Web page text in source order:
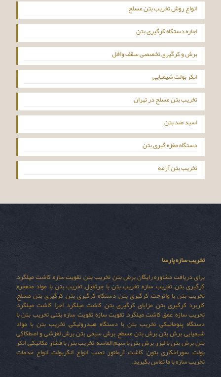
انواع روش تخریب بتن مسلح
اجاره دستگاه کرگیری بتن
برش و کرگیری تخصصی سقف وافل
انکر بولت شیمیایی
تخریب بتن مسلح در تهران
اسید ضد بتن
دستگاه مغزه گیری بتن
تخریب بتن آرمه
تخریب سازه پارسا
برای دریافت مشاوره رایگان برش بتن, تخریب بتن, تقویت سازه, کاشت میلگرد,
کرگیری بتن, تخریب سازه, تخریب بتن با جرثقیل, تخریب بتن با مواد منفجره,
تخریب بتن با واترجت, کرگیری بتن, دستگاه کرگیری بتن, کرگیری بتن مسلح,
کاربرد کرگیری بتن, مزایای کرگیری بتن, کاشت میلگرد, اجرا کاشت میلگرد,
تخریب سازه, عمق کاشت میلگرد, تقویت سازه, تقویت سازه بتنی, تخریب بتن با
دستگاه پنوماتیکی, تخریب بتن با دستگاه هیدرولیکی, تخریب بتن با مواد
شیمیایی, برش بتن, برش بتن مسطح, برش سیمی بتن, برش لغزشی و اصطکاکی
بتن, برش بتن با لیزر, برش بتن با سیم الماسه, تخریب بتن با فشار مکانیکی, انکر
بولت, سوراخکاری بتون, کاشت آرماتور, نصب انواع انکربولت, انواع خدمات
تخریب سازه با ما تماس بگیرید.